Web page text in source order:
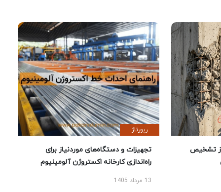
تشخیص
رپورتاژ
تجهیزات و دستگاه‌های موردنیاز برای
راه‌اندازی کارخانه اکستروژن آلومینیوم
13 مرداد 1405